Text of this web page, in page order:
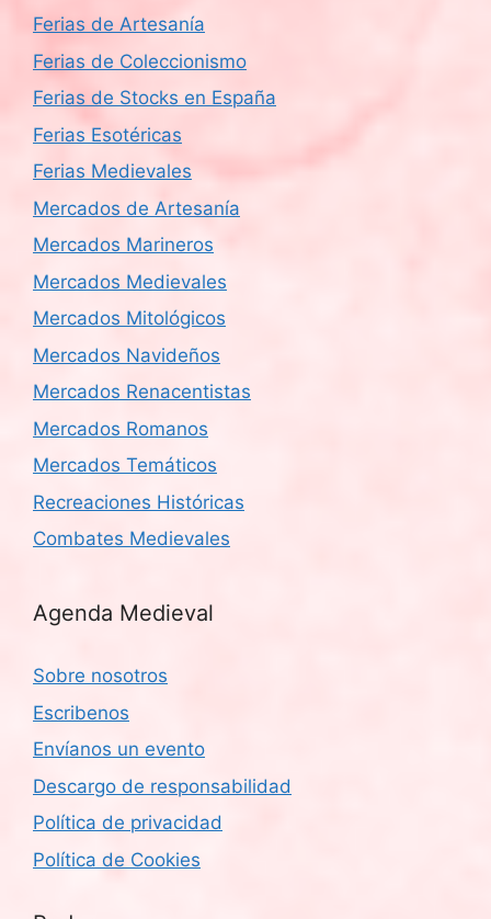
Ferias de Artesanía
Ferias de Coleccionismo
Ferias de Stocks en España
Ferias Esotéricas
Ferias Medievales
Mercados de Artesanía
Mercados Marineros
Mercados Medievales
Mercados Mitológicos
Mercados Navideños
Mercados Renacentistas
Mercados Romanos
Mercados Temáticos
Recreaciones Históricas
Combates Medievales
Agenda Medieval
Sobre nosotros
Escribenos
Envíanos un evento
Descargo de responsabilidad
Política de privacidad
Política de Cookies